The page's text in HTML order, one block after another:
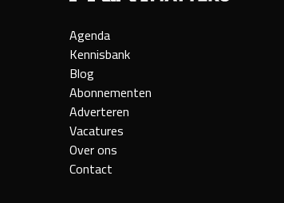
Agenda
Kennisbank
Blog
Abonnementen
Adverteren
Vacatures
Over ons
Contact